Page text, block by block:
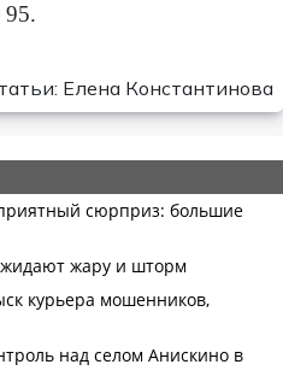
95.
Елена Константинова